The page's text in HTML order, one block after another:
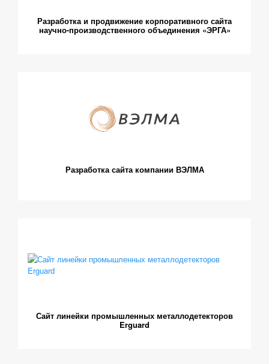
Разработка и продвижение корпоративного сайта
научно-производственного объединения «ЭРГА»
Разработка сайта компании ВЭЛМА
Сайт линейки промышленных металлодетекторов
Erguard